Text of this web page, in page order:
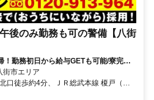
後のみ勤務も可の警備【八街
勤務初日から給与GETも可能/寮完備
市エリア
口徒歩約4分、ＪＲ総武本線 榎戸（千
線 日向徒歩約82分 千葉県八街市エリ